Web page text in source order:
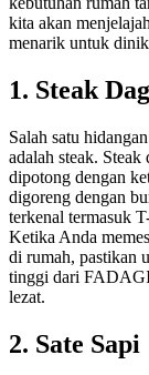
kita akan
menarik untuk
1. Steak
Salah satu
adalah steak.
dipotong dengan
digoreng dengan
terkenal termasuk
Ketika Anda
di rumah, pastikan
tinggi dari FADAGI
lezat.
2. Sate Sapi